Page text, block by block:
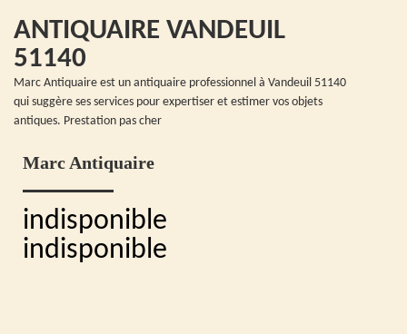
ANTIQUAIRE VANDEUIL
51140
Marc Antiquaire est un antiquaire professionnel à Vandeuil 51140
qui suggère ses services pour expertiser et estimer vos objets
antiques. Prestation pas cher
Marc Antiquaire
indisponible
indisponible